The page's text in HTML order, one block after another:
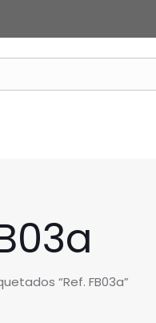
“Ref. FB03a”